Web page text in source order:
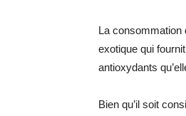
La consommation
exotique qui
antioxydants
Bien qu’il soit